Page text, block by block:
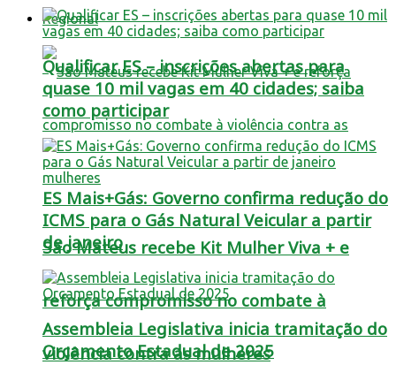
Regional
São Mateus recebe Kit Mulher Viva + e
reforça compromisso no combate à
violência contra as mulheres
Qualificar ES – inscrições abertas para
quase 10 mil vagas em 40 cidades; saiba
como participar
ES Mais+Gás: Governo confirma redução do
ICMS para o Gás Natural Veicular a partir
de janeiro
Assembleia Legislativa inicia tramitação do
Orçamento Estadual de 2025